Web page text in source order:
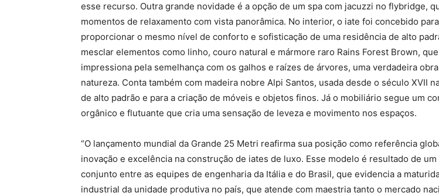
esse recurso. Outra grande novidade é a opção de um spa com jacuzzi no flybridge,
momentos de relaxamento com vista panorâmica. No interior, o iate foi concebido para
proporcionar o mesmo nível de conforto e sofisticação de uma residência de alto
mesclar elementos como linho, couro natural e mármore raro Rains Forest Brown, que
impressiona pela semelhança com os galhos e raízes de árvores, uma verdadeira
natureza. Conta também com madeira nobre Alpi Santos, usada desde o século XVII
de alto padrão e para a criação de móveis e objetos finos. Já o mobiliário segue um
orgânico e flutuante que cria uma sensação de leveza e movimento nos espaços.
“O lançamento mundial da Grande 25 Metri reafirma sua posição como referência
inovação e excelência na construção de iates de luxo. Esse modelo é resultado de um
conjunto entre as equipes de engenharia da Itália e do Brasil, que evidencia a
industrial da unidade produtiva no país, que atende com maestria tanto o mercado